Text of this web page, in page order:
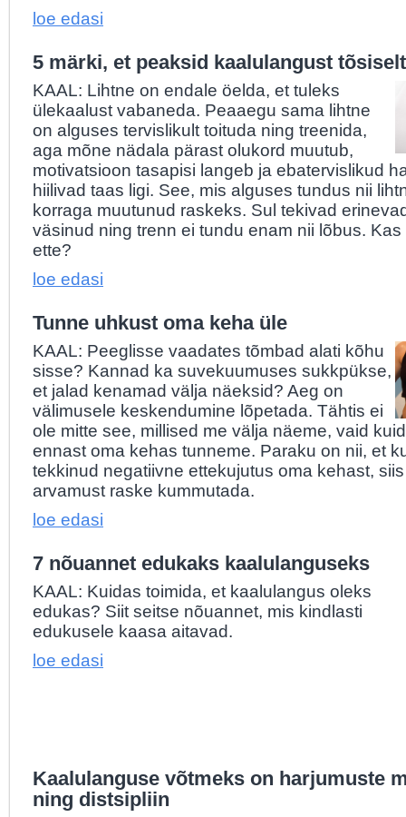
loe edasi
5 märki, et peaksid kaalulangust
KAAL: Lihtne on endale öelda, et tuleks
ülekaalust vabaneda. Peaaegu sama lihtne
on alguses tervislikult toituda ning treenida,
aga mõne nädala pärast olukord muutub,
motivatsioon tasapisi langeb ja ebatervislikud
hiilivad taas ligi. See, mis alguses tundus nii
korraga muutunud raskeks. Sul tekivad
väsinud ning trenn ei tundu enam nii lõbus. Kas
ette?
loe edasi
Tunne uhkust oma keha üle
KAAL: Peeglisse vaadates tõmbad alati kõhu
sisse? Kannad ka suvekuumuses sukkpükse,
et jalad kenamad välja näeksid? Aeg on
välimusele keskendumine lõpetada. Tähtis ei
ole mitte see, millised me välja näeme, vaid
ennast oma kehas tunneme. Paraku on nii, et
tekkinud negatiivne ettekujutus oma kehast,
arvamust raske kummutada.
loe edasi
7 nõuannet edukaks kaalulanguseks
KAAL: Kuidas toimida, et kaalulangus oleks
edukas? Siit seitse nõuannet, mis kindlasti
edukusele kaasa aitavad.
loe edasi
Kaalulanguse võtmeks on harjumuste
ning distsipliin